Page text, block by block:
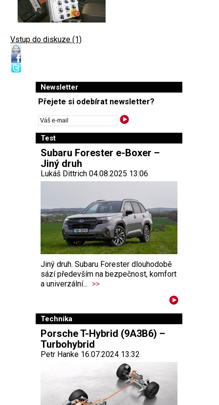
Vstup do diskuze (1)
Newsletter
Přejete si odebírat newsletter?
Test
Subaru Forester e-Boxer –
Jiný druh
Lukáš Dittrich 04.08.2025 13:06
Jiný druh. Subaru Forester dlouhodobě
sází především na bezpečnost, komfort
a univerzální... >>
Technika
Porsche T-Hybrid (9A3B6) –
Turbohybrid
Petr Hanke 16.07.2024 13:32